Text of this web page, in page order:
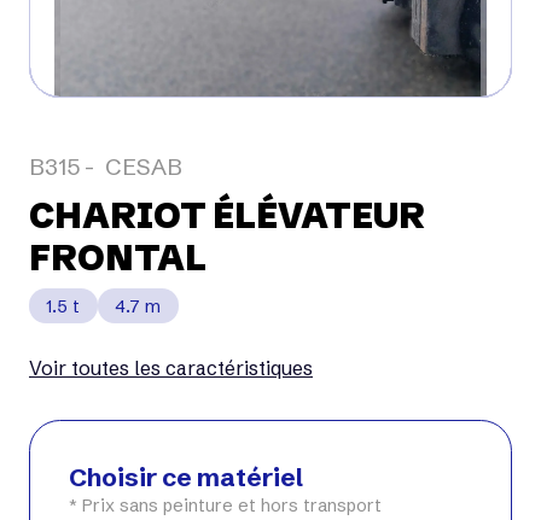
CHARIOT ÉLÉVATEUR
FRONTAL
CESAB
B315
1.5 t 4.7 m
Voir toutes les caractéristiques
Choisir ce matériel
* Prix sans peinture et hors transport